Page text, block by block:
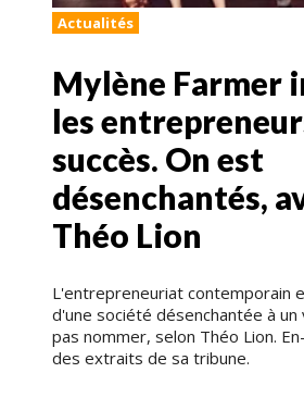
Actualités
Mylène Farmer
les
succès. On est
désenchantés,
Théo Lion
L'entrepreneuriat contemporain
d'une société désenchantée à un
pas nommer, selon Théo Lion.
des extraits de sa tribune.